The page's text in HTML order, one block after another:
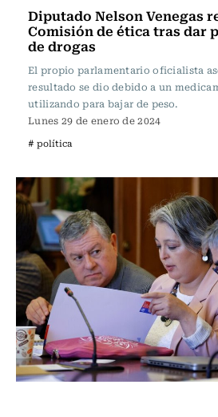
Diputado Nelson Venegas
Comisión de ética tras dar
de drogas
El propio parlamentario oficialista
resultado se dio debido a un
utilizando para bajar de peso.
Lunes 29 de enero de 2024
# política